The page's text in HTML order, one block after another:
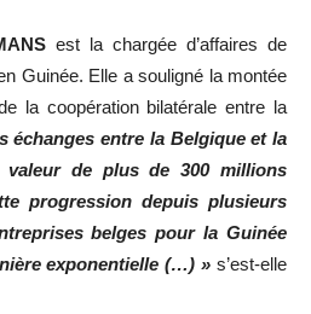
est la chargée d’affaires de
Guinée. Elle a souligné la montée
la coopération bilatérale entre la
échanges entre la Belgique et la
de plus de 300 millions
progression depuis plusieurs
belges pour la Guinée
exponentielle (…) » s’est-elle